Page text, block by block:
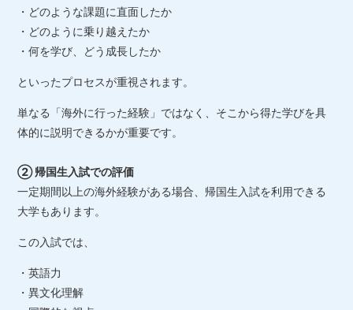
・どのような課題に直面したか
・どのように乗り越えたか
・何を学び、どう成長したか
といったプロセスが重視されます。
単なる「海外に行った経験」ではなく、そこから得た学びを具
体的に説明できるかが重要です。
② 帰国生入試での評価
一定期間以上の海外経験がある場合、帰国生入試を利用できる
大学もあります。
この入試では、
・英語力
・異文化理解